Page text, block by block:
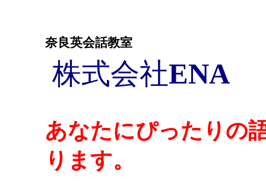
奈良英会話教室
株式会社
あなたにぴったりの
ります。